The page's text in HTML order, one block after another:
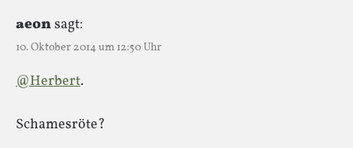
aeonsagt:
10. Oktober 2014 um 12:50 Uhr
@Herbert.
Schamesröte?